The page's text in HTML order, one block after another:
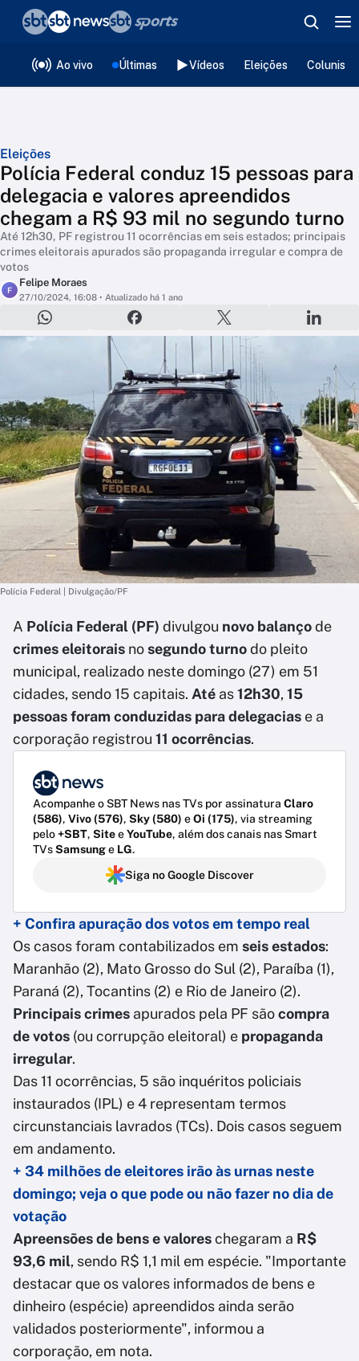
Ao vivo Últimas Vídeos Eleições
Eleições
Polícia Federal conduz 15 pessoas para
delegacia e valores apreendidos
chegam a R$ 93 mil no segundo turno
Até 12h30, PF registrou 11 ocorrências em seis estados; principais
crimes eleitorais apurados são propaganda irregular e compra de
votos
F
Felipe Moraes
27/10/2024, 16:08 • Atualizado há 1 ano
Polícia Federal | Divulgação/PF
A Polícia Federal (PF) divulgou novo balançode
crimes eleitorais nosegundo turnodo pleito
municipal, realizado neste domingo (27) em 51
cidades, sendo 15 capitais. Até as12h30, 15
pessoas foram conduzidas para delegacias e a
corporação registrou 11 ocorrências.
Acompanhe o SBT News nas TVs por assinatura Claro
(586), Vivo (576), Sky (580) eOi (175), via streaming
pelo+SBT, SiteeYouTube, além dos canais nas Smart
TVsSamsunge LG.
Siga no Google Discover
+ Confira apuração dos votos em tempo real
Os casos foram contabilizados em seis estados:
Maranhão (2), Mato Grosso do Sul (2), Paraíba (1),
Paraná (2), Tocantins (2) e Rio de Janeiro (2).
Principais crimes apurados pela PF sãocompra
de votos (ou corrupção eleitoral) e propaganda
irregular.
Das 11 ocorrências, 5 são inquéritos policiais
instaurados (IPL) e 4 representam termos
circunstanciais lavrados (TCs). Dois casos seguem
em andamento.
+ 34 milhões de eleitores irão às urnas neste
domingo; veja o que pode ou não fazer no dia de
votação
Apreensões de bens e valoreschegaram a R$
93,6 mil, sendo R$ 1,1 mil em espécie. "Importante
destacar que os valores informados de bens e
dinheiro (espécie) apreendidos ainda serão
validados posteriormente", informou a
corporação, em nota.
❮voltar
Editorias